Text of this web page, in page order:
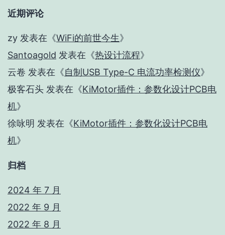
近期评论
zy 发表在《WiFi的前世今生》
Santoagold 发表在《热设计流程》
云卷 发表在《自制USB Type-C 电流功率检测仪》
极客石头 发表在《KiMotor插件：参数化设计PCB电
机》
徐咏明 发表在《KiMotor插件：参数化设计PCB电
机》
归档
2024 年 7 月
2022 年 9 月
2022 年 8 月